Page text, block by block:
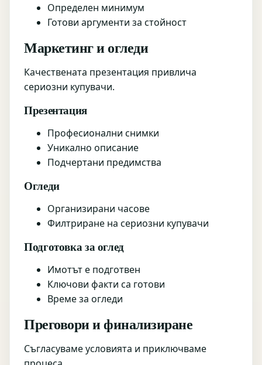
Определен минимум
Готови аргументи за стойност
Маркетинг и огледи
Качествената презентация привлича
сериозни купувачи.
Презентация
Професионални снимки
Уникално описание
Подчертани предимства
Огледи
Организирани часове
Филтриране на сериозни купувачи
Подготовка за оглед
Имотът е подготвен
Ключови факти са готови
Време за огледи
Преговори и финализиране
Съгласуваме условията и приключваме